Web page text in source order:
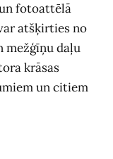
fotoattēlā
atšķirties no
mežģīņu daļu
krāsas
un citiem